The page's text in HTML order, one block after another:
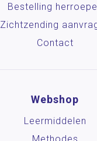
Bestelling
Zichtzending
Contact
Webshop
Leermiddelen